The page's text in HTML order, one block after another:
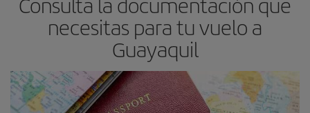
necesitas para tu vuelo a
Guayaquil